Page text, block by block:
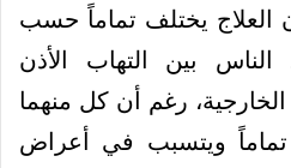
العلاج يختلف تماماً حسب
بين التهاب الأذن
رغم أن كل منهما
ويتسبب في أعراض